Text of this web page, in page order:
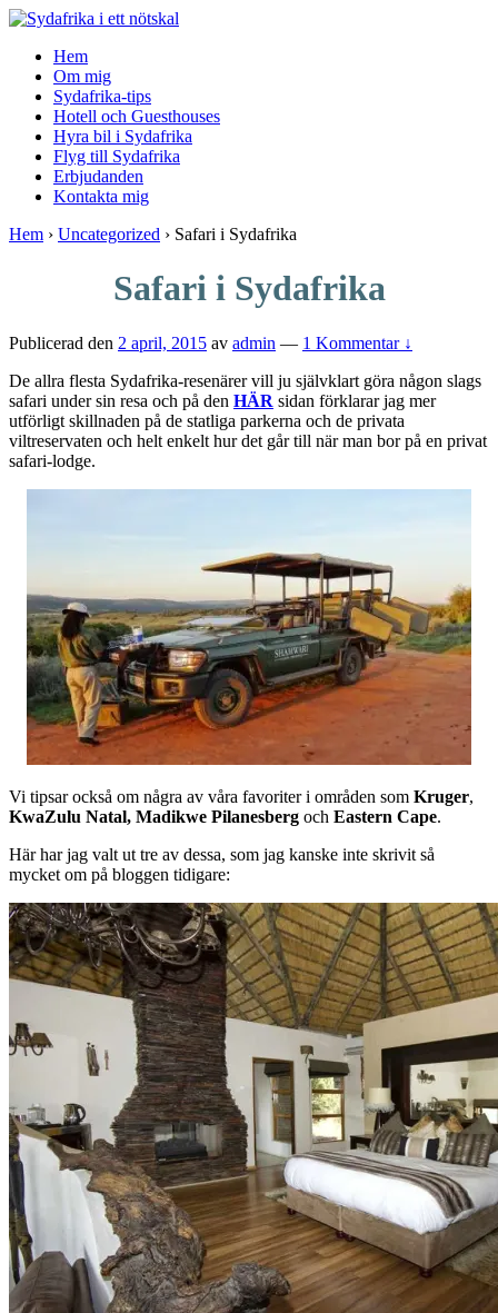
↓
Main
Content
Hem
Om mig
Sydafrika-tips
Hotell och Guesthouses
Hyra bil i Sydafrika
Flyg till Sydafrika
Erbjudanden
Kontakta mig
Hem › Uncategorized › Safari i Sydafrika
Safari i Sydafrika
Publicerad den 2 april, 2015 av admin — 1 Kommentar ↓
De allra flesta Sydafrika-resenärer vill ju självklart göra någon slags
safari under sin resa och på den HÄR sidan förklarar jag mer
utförligt skillnaden på de statliga parkerna och de privata
viltreservaten och helt enkelt hur det går till när man bor på en privat
safari-lodge.
Vi tipsar också om några av våra favoriter i områden som Kruger,
KwaZulu Natal, Madikwe Pilanesberg och Eastern Cape.
Här har jag valt ut tre av dessa, som jag kanske inte skrivit så
mycket om på bloggen tidigare: